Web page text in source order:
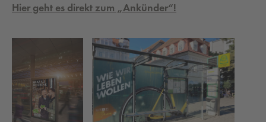
Hier geht es direkt zum „Ankünder“!